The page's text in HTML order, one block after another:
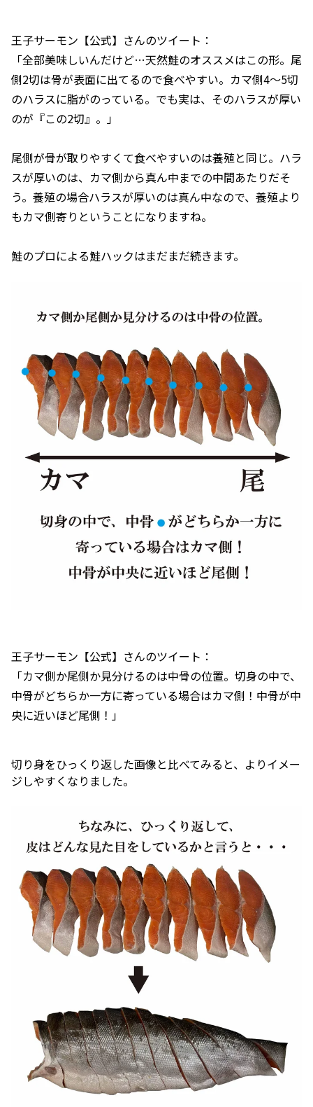
王子サーモン【公式】さんのツイート：
「全部美味しいんだけど…天然鮭のオススメはこの形。尾
側2切は骨が表面に出てるので食べやすい。カマ側4〜5切
のハラスに脂がのっている。でも実は、そのハラスが厚い
のが『この2切』。」
尾側が骨が取りやすくて食べやすいのは養殖と同じ。ハラ
スが厚いのは、カマ側から真ん中までの中間あたりだそ
う。養殖の場合ハラスが厚いのは真ん中なので、養殖より
もカマ側寄りということになりますね。
鮭のプロによる鮭ハックはまだまだ続きます。
王子サーモン【公式】さんのツイート：
「カマ側か尾側か見分けるのは中骨の位置。切身の中で、
中骨がどちらか一方に寄っている場合はカマ側！中骨が中
央に近いほど尾側！」
切り身をひっくり返した画像と比べてみると、よりイメー
ジしやすくなりました。